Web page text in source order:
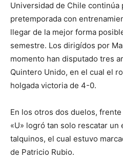
Universidad de Chile continúa
pretemporada con
llegar de la mejor forma
semestre. Los dirigídos por
momento han disputado tres
Quintero Unido, en el cual el
holgada victoria de 4-0.
En los otros dos duelos,
«U» logró tan solo rescatar un
talquinos, el cual estuvo
de Patricio Rubio.